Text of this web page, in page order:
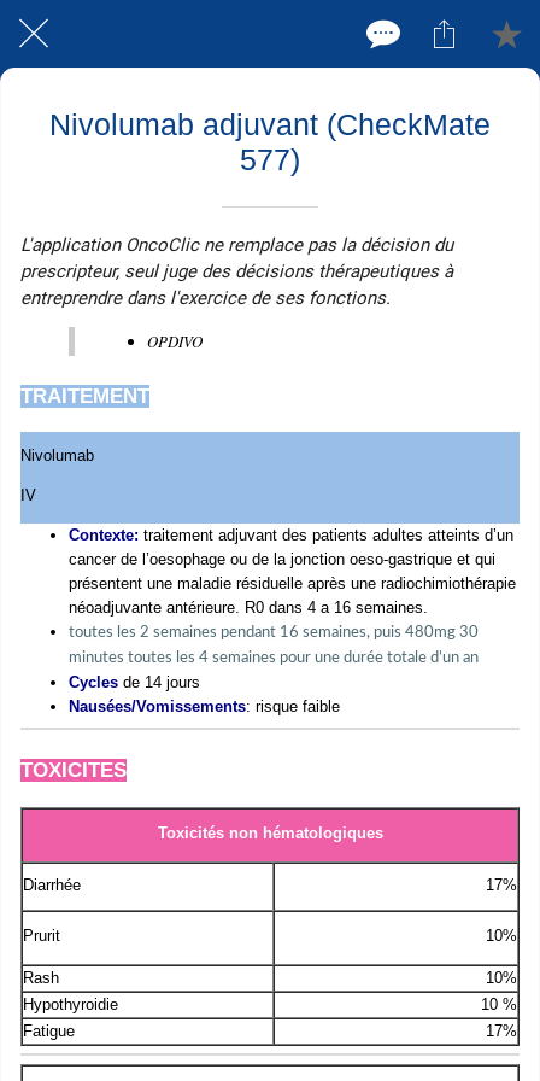
Nivolumab adjuvant (CheckMate
577)
L'application OncoClic ne remplace pas la décision du
prescripteur, seul juge des décisions thérapeutiques à
entreprendre dans l'exercice de ses fonctions.
OPDIVO
TRAITEMENT
Nivolumab
IV
Contexte: traitement adjuvant des patients adultes atteints d’un
cancer de l’oesophage ou de la jonction oeso-gastrique et qui
présentent une maladie résiduelle après une radiochimiothérapie
néoadjuvante antérieure. R0 dans 4 a 16 semaines.
toutes les 2 semaines pendant 16 semaines, puis 480mg 30
minutes toutes les 4 semaines pour une durée totale d’un an
Cycles de 14 jours
Nausées/Vomissements: risque faible
TOXICITES
Toxicités non hématologiques
Diarrhée 17%
Prurit 10%
Rash
10%
Hypothyroidie
10 %
Fatigue
17%